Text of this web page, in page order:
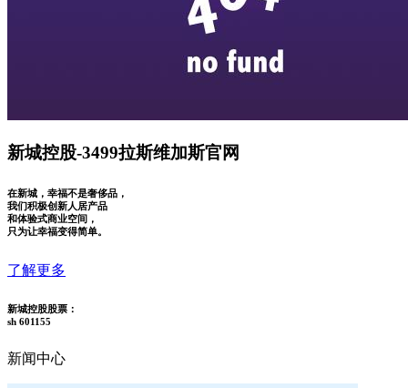
新城控股-3499拉斯维加斯官网
在新城，幸福不是奢侈品，
我们积极创新人居产品
和体验式商业空间，
只为让幸福变得简单。
了解更多
新城控股股票：
sh 601155
新闻中心